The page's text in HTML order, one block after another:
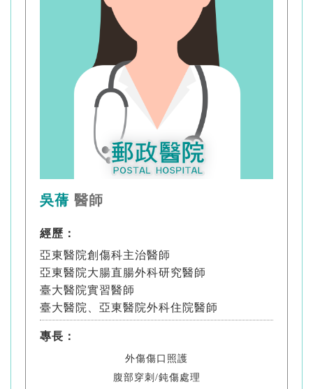
吳蒨 醫師
經歷：
亞東醫院創傷科主治醫師
亞東醫院大腸直腸外科研究醫師
臺大醫院實習醫師
臺大醫院、亞東醫院外科住院醫師
專長：
外傷傷口照護
腹部穿刺 /鈍傷處理